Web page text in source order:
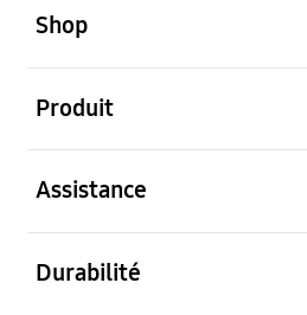
Shop
Produit
Assistance
Durabilité